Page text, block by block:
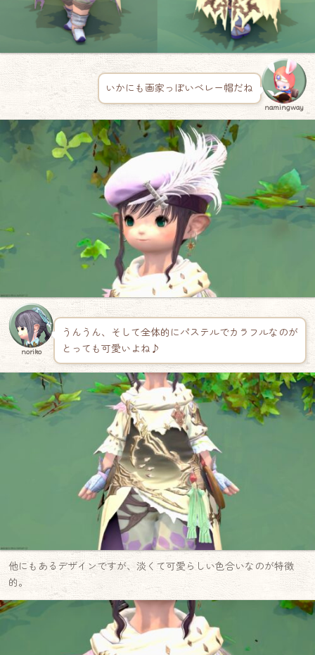
いかにも画家っぽいベレー帽だね
namingway
noriko
うんうん、そして全体的にパステルでカラフルなのが
とっても可愛いよね♪
他にもあるデザインですが、淡くて可愛らしい色合いなのが特徴
的。